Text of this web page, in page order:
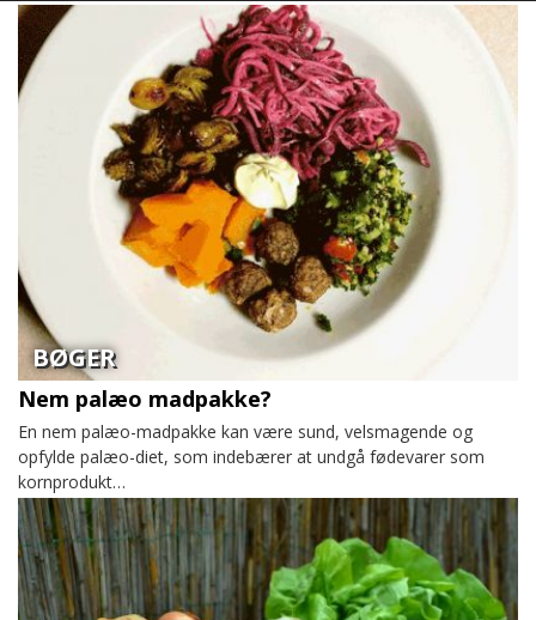
BØGER
Nem palæo madpakke?
En nem palæo-madpakke kan være sund, velsmagende og
opfylde palæo-diet, som indebærer at undgå fødevarer som
kornprodukt…